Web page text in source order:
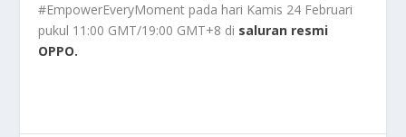
#EmpowerEveryMoment pada hari Kamis 24 Februari
pukul 11:00 GMT/19:00 GMT+8 di saluran resmi
OPPO.